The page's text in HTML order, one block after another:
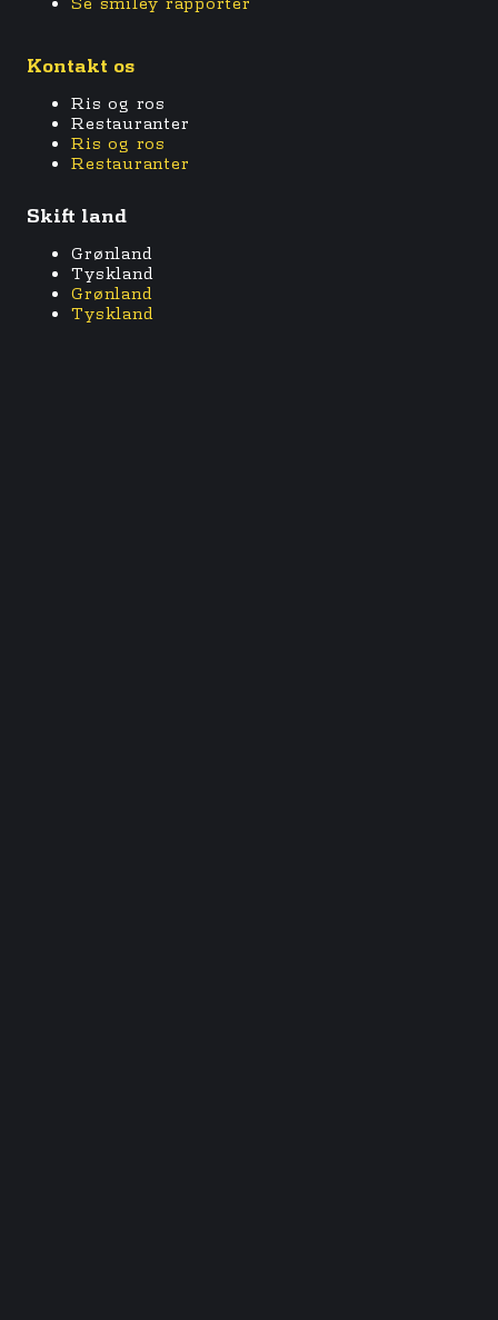
Kontakt os
Ris og ros
Restauranter
Ris og ros
Restauranter
Skift land
Grønland
Tyskland
Grønland
Tyskland